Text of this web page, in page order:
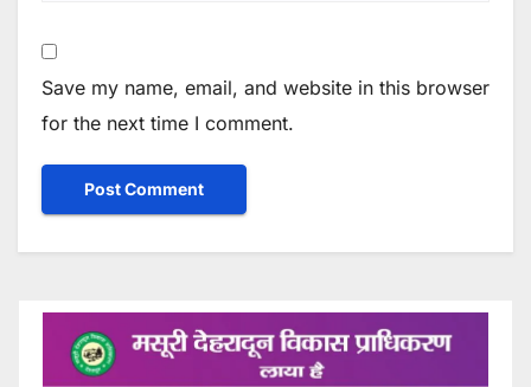
Save my name, email, and website in this browser
for the next time I comment.